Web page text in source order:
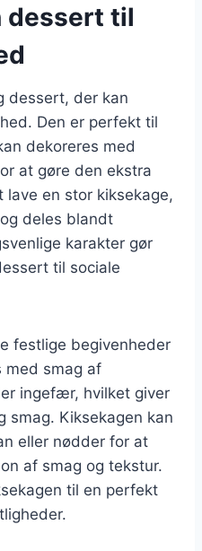
dessert til
dessert, der kan
Den er perfekt til
dekoreres med
at gøre den ekstra
en stor kiksekage,
deles blandt
karakter gør
til sociale
festlige begivenheder
med smag af
ingefær, hvilket giver
smag. Kiksekagen kan
eller nødder for at
af smag og tekstur.
til en perfekt